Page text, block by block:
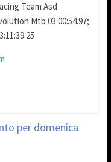
Team Asd
Mtb 03:00:54.97;
per domenica